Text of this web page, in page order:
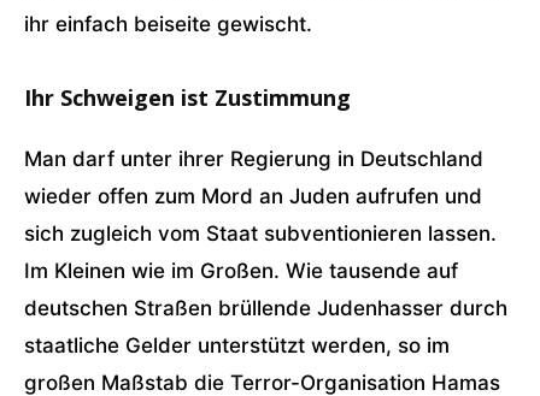
ihr einfach beiseite gewischt.
Ihr Schweigen ist Zustimmung
Man darf unter ihrer Regierung in Deutschland
wieder offen zum Mord an Juden aufrufen und
sich zugleich vom Staat subventionieren lassen.
Im Kleinen wie im Großen. Wie tausende auf
deutschen Straßen brüllende Judenhasser durch
staatliche Gelder unterstützt werden, so im
großen Maßstab die Terror-Organisation Hamas